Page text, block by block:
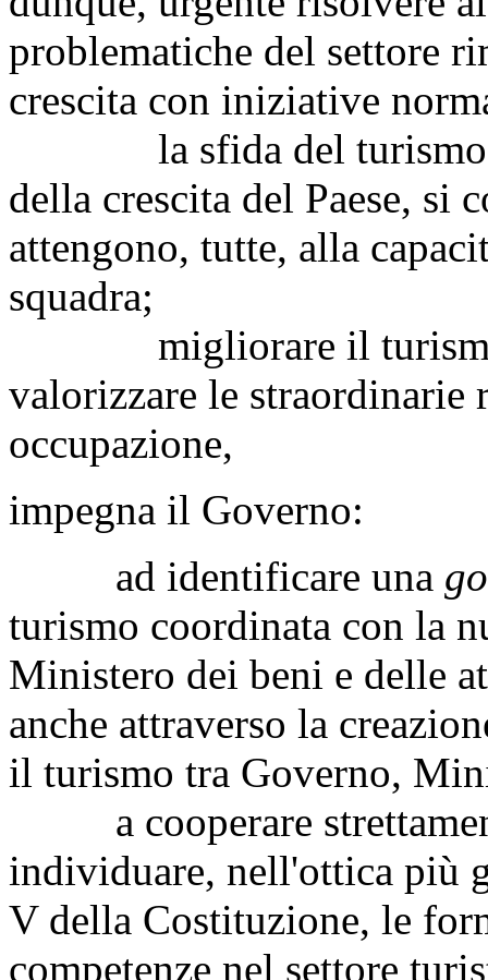
problematiche del settore
crescita con iniziative
la sfida del turismo,
della crescita del Paese, si
attengono, tutte, alla
squadra;
migliorare il turismo
valorizzare le straordinarie
occupazione,
impegna il Governo:
ad identificare una
turismo coordinata con la
Ministero dei beni e delle
anche attraverso la
il turismo tra Governo,
a cooperare
individuare, nell'ottica più
V della Costituzione, le
competenze nel settore